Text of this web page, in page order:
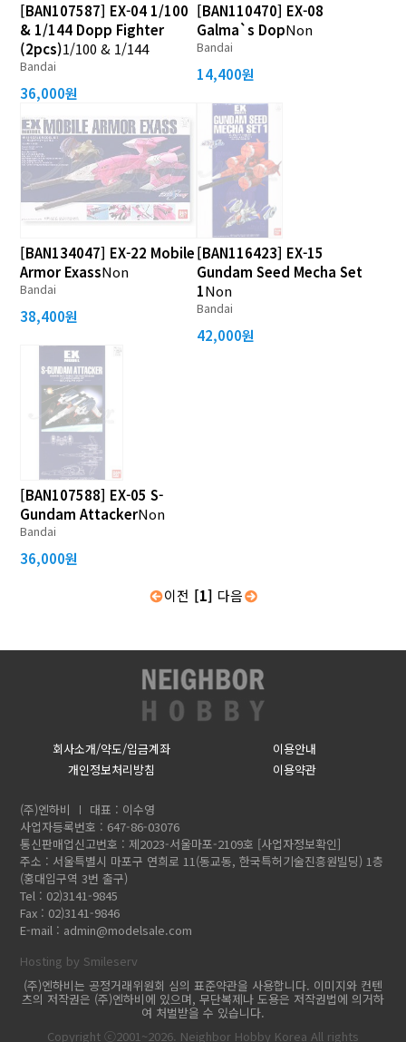
[BAN107587] EX-04 1/100
& 1/144 Dopp Fighter
(2pcs)1/100 & 1/144
Bandai
36,000원
[BAN110470] EX-08
Galma`s DopNon
Bandai
14,400원
[BAN134047] EX-22 Mobile
Armor ExassNon
Bandai
38,400원
[BAN116423] EX-15
Gundam Seed Mecha Set
1Non
Bandai
42,000원
[BAN107588] EX-05 S-
Gundam AttackerNon
Bandai
36,000원
이전 [1] 다음
회사소개/약도/입금계좌
이용안내
개인정보처리방침
이용약관
(주)엔하비
대표 : 이수영
사업자등록번호 : 647-86-03076
통신판매업신고번호 : 제2023-서울마포-2109호 [사업자정보확인]
주소 : 서울특별시 마포구 연희로 11(동교동, 한국특허기술진흥원빌딩) 1층
(홍대입구역 3번 출구)
Tel : 02)3141-9845
Fax : 02)3141-9846
E-mail : admin@modelsale.com
Hosting by Smileserv
(주)엔하비는 공정거래위원회 심의 표준약관을 사용합니다. 이미지와 컨텐
츠의 저작권은 (주)엔하비에 있으며, 무단복제나 도용은 저작권법에 의거하
여 처벌받을 수 있습니다.
Copyright ⓒ2001~2026. Neighbor Hobby Korea All rights